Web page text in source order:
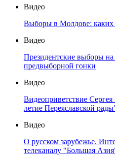
Видео
Выборы в Молдове: каких
Видео
Президентские выборы
предвыборной гонки
Видео
Видеоприветствие
летие Переяславской
Видео
О русском зарубежье.
телеканалу "Большая